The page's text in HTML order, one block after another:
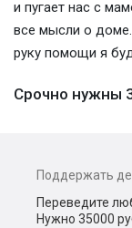
и пугает нас с
все мысли о
руку помощи я
Срочно нужны
Поддержать
Переведите
Нужно 35000